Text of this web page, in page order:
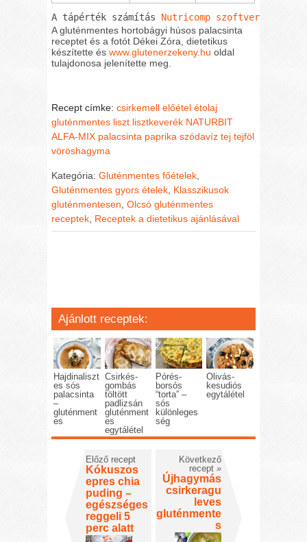
A tápérték számítás Nutricomp szoftverrel
A gluténmentes hortobágyi húsos palacsinta
receptet és a fotót Dékei Zóra, dietetikus
készítette éswww.glutenerzekeny.hu oldal
tulajdonosa jelenítette meg.
Recept címke:csirkemell előétel étolaj
gluténmentes liszt lisztkeverék NATURBIT
ALFA-MIX palacsinta paprika szódavíz tej tejföl
vöröshagyma
Kategória:Gluténmentes főételek
Gluténmentes gyors ételek Klasszikusok
gluténmentesen ,Olcsó gluténmentes
receptek Receptek a dietetikus ajánlásával
Ajánlott receptek:
Hajdinaliszt
es sós
palacsinta
–
gluténment
es
Csirkés-
gombás
töltött
padlizsán
gluténment
es
egytálétel
Pórés-
borsós
“torta” –
sós
különleges
ség
Olivás-
kesudiós
egytálétel
Előző recept
Kókuszos
epres chia
puding –
egészséges
reggeli 5
perc alatt
Következő
recept »
Újhagymás
csirkeragu
leves
gluténmente
s